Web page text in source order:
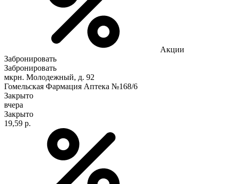
Акции
Забронировать
Забронировать
мкрн. Молодежный, д. 92
Гомельская Фармация Аптека №168/6
Закрыто
вчера
Закрыто
19,59 р.